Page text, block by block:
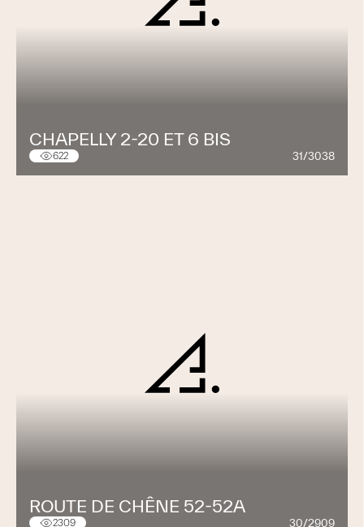
CHAPELLY 2-20 ET 6 BIS
622 31/3038
ROUTE DE CHÊNE 52-52A
2309 30/2909